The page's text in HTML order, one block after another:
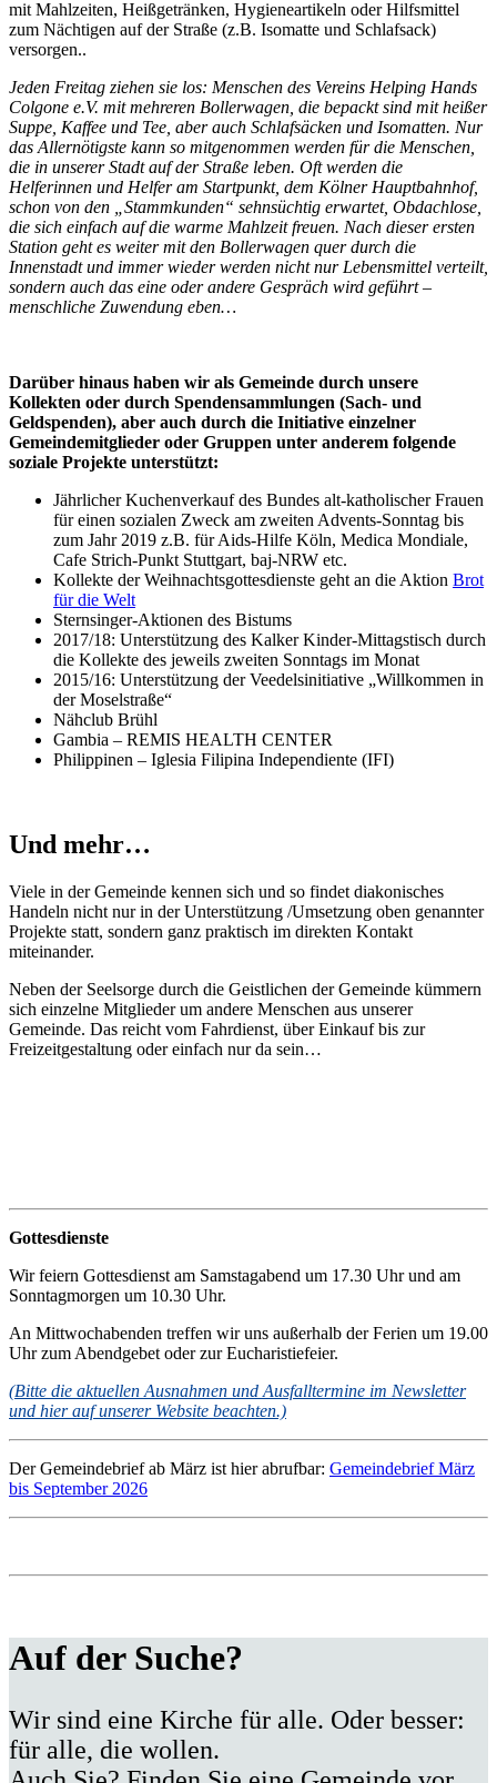
mit Mahlzeiten, Heißgetränken, Hygieneartikeln oder Hilfsmittel
zum Nächtigen auf der Straße (z.B. Isomatte und Schlafsack)
versorgen..
Jeden Freitag ziehen sie los: Menschen des Vereins Helping Hands
Colgone e.V. mit mehreren Bollerwagen, die bepackt sind mit heißer
Suppe, Kaffee und Tee, aber auch Schlafsäcken und Isomatten. Nur
das Allernötigste kann so mitgenommen werden für die Menschen,
die in unserer Stadt auf der Straße leben. Oft werden die
Helferinnen und Helfer am Startpunkt, dem Kölner Hauptbahnhof,
schon von den „Stammkunden“ sehnsüchtig erwartet, Obdachlose,
die sich einfach auf die warme Mahlzeit freuen. Nach dieser ersten
Station geht es weiter mit den Bollerwagen quer durch die
Innenstadt und immer wieder werden nicht nur Lebensmittel verteilt,
sondern auch das eine oder andere Gespräch wird geführt –
menschliche Zuwendung eben…
Darüber hinaus haben wir als Gemeinde durch unsere
Kollekten oder durch Spendensammlungen (Sach- und
Geldspenden), aber auch durch die Initiative einzelner
Gemeindemitglieder oder Gruppen unter anderem folgende
soziale Projekte unterstützt:
Jährlicher Kuchenverkauf des Bundes alt-katholischer Frauen
für einen sozialen Zweck am zweiten Advents-Sonntag bis
zum Jahr 2019 z.B. für Aids-Hilfe Köln, Medica Mondiale,
Cafe Strich-Punkt Stuttgart, baj-NRW etc.
Kollekte der Weihnachtsgottesdienste geht an die Aktion Brot
für die Welt
Sternsinger-Aktionen des Bistums
2017/18: Unterstützung des Kalker Kinder-Mittagstisch durch
die Kollekte des jeweils zweiten Sonntags im Monat
2015/16: Unterstützung der Veedelsinitiative „Willkommen in
der Moselstraße“
Nähclub Brühl
Gambia – REMIS HEALTH CENTER
Philippinen – Iglesia Filipina Independiente (IFI)
Und mehr…
Viele in der Gemeinde kennen sich und so findet diakonisches
Handeln nicht nur in der Unterstützung /Umsetzung oben genannter
Projekte statt, sondern ganz praktisch im direkten Kontakt
miteinander.
Neben der Seelsorge durch die Geistlichen der Gemeinde kümmern
sich einzelne Mitglieder um andere Menschen aus unserer
Gemeinde. Das reicht vom Fahrdienst, über Einkauf bis zur
Freizeitgestaltung oder einfach nur da sein…
Gottesdienste
Wir feiern Gottesdienst am Samstagabend um 17.30 Uhr und am
Sonntagmorgen um 10.30 Uhr.
An Mittwochabenden treffen wir uns außerhalb der Ferien um 19.00
Uhr zum Abendgebet oder zur Eucharistiefeier.
(Bitte die aktuellen Ausnahmen und Ausfalltermine im Newsletter
und hier auf unserer Website beachten.)
Der Gemeindebrief ab März ist hier abrufbar: Gemeindebrief März
bis September 2026
Auf der Suche?
Wir sind eine Kirche für alle. Oder besser:
für alle, die wollen.